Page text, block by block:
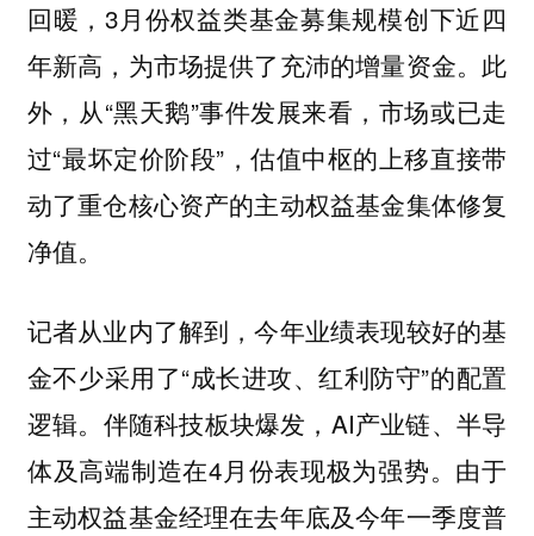
回暖，3月份权益类基金募集规模创下近四
年新高，为市场提供了充沛的增量资金。此
外，从“黑天鹅”事件发展来看，市场或已走
过“最坏定价阶段”，估值中枢的上移直接带
动了重仓核心资产的主动权益基金集体修复
净值。
记者从业内了解到，今年业绩表现较好的基
金不少采用了“成长进攻、红利防守”的配置
逻辑。伴随科技板块爆发，AI产业链、半导
体及高端制造在4月份表现极为强势。由于
主动权益基金经理在去年底及今年一季度普